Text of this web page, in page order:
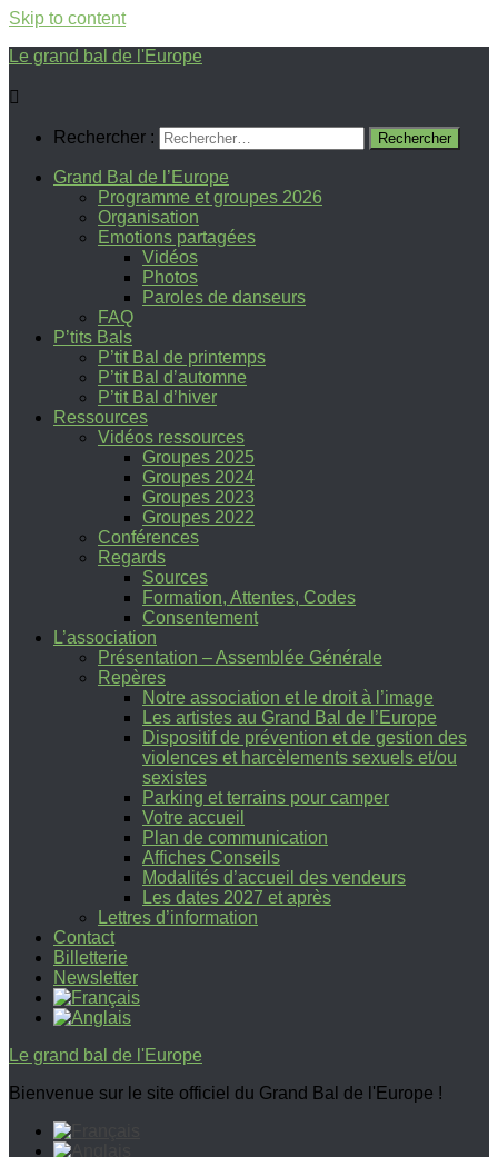
Skip to content
Le grand bal de l'Europe
Rechercher :
Grand Bal de l’Europe
Programme et groupes 2026
Organisation
Emotions partagées
Vidéos
Photos
Paroles de danseurs
FAQ
P’tits Bals
P’tit Bal de printemps
P’tit Bal d’automne
P’tit Bal d’hiver
Ressources
Vidéos ressources
Groupes 2025
Groupes 2024
Groupes 2023
Groupes 2022
Conférences
Regards
Sources
Formation, Attentes, Codes
Consentement
L’association
Présentation – Assemblée Générale
Repères
Notre association et le droit à l’image
Les artistes au Grand Bal de l’Europe
Dispositif de prévention et de gestion des
violences et harcèlements sexuels et/ou
sexistes
Parking et terrains pour camper
Votre accueil
Plan de communication
Affiches Conseils
Modalités d’accueil des vendeurs
Les dates 2027 et après
Lettres d’information
Contact
Billetterie
Newsletter
Le grand bal de l'Europe
Bienvenue sur le site officiel du Grand Bal de l'Europe !